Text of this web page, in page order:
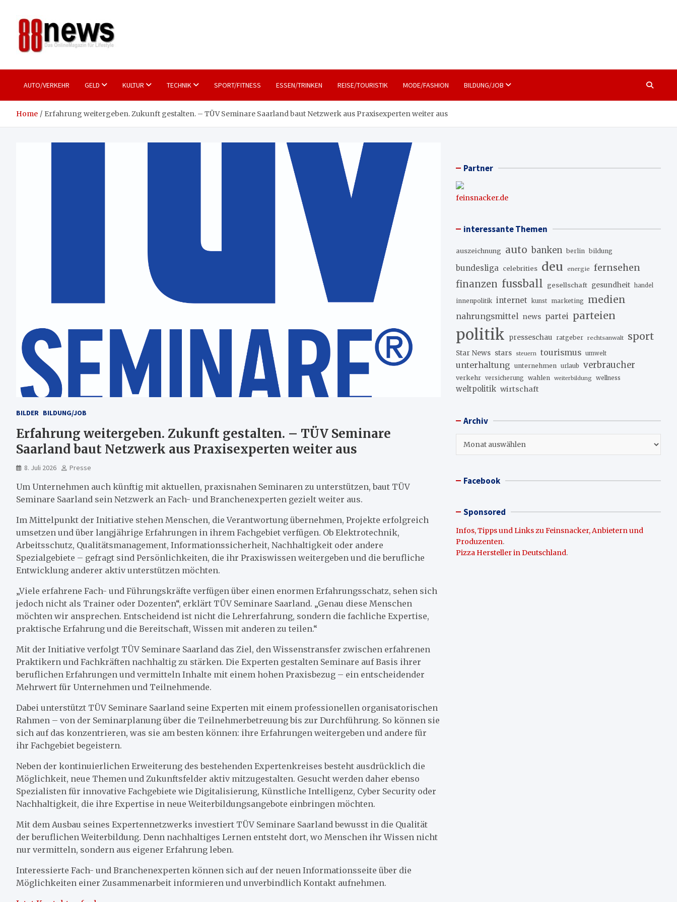
AUTO/VERKEHR GELD KULTUR TECHNIK SPORT/FITNESS ESSEN/TRINKEN REISE/TOURISTIK MODE/FASHION BILDUNG/JOB
Home Erfahrung weitergeben. Zukunft gestalten. – TÜV Seminare Saarland baut Netzwerk aus Praxisexperten weiter aus
BILDER BILDUNG/JOB
Erfahrung weitergeben. Zukunft gestalten. – TÜV Seminare
Saarland baut Netzwerk aus Praxisexperten weiter aus
8. Juli 2026 Presse
Um Unternehmen auch künftig mit aktuellen, praxisnahen Seminaren zu unterstützen, baut TÜV
Seminare Saarland sein Netzwerk an Fach- und Branchenexperten gezielt weiter aus.
Im Mittelpunkt der Initiative stehen Menschen, die Verantwortung übernehmen, Projekte erfolgreich
umsetzen und über langjährige Erfahrungen in ihrem Fachgebiet verfügen. Ob Elektrotechnik,
Arbeitsschutz, Qualitätsmanagement, Informationssicherheit, Nachhaltigkeit oder andere
Spezialgebiete – gefragt sind Persönlichkeiten, die ihr Praxiswissen weitergeben und die berufliche
Entwicklung anderer aktiv unterstützen möchten.
„Viele erfahrene Fach- und Führungskräfte verfügen über einen enormen Erfahrungsschatz, sehen sich
jedoch nicht als Trainer oder Dozenten“, erklärt TÜV Seminare Saarland. „Genau diese Menschen
möchten wir ansprechen. Entscheidend ist nicht die Lehrerfahrung, sondern die fachliche Expertise,
praktische Erfahrung und die Bereitschaft, Wissen mit anderen zu teilen.“
Mit der Initiative verfolgt TÜV Seminare Saarland das Ziel, den Wissenstransfer zwischen erfahrenen
Praktikern und Fachkräften nachhaltig zu stärken. Die Experten gestalten Seminare auf Basis ihrer
beruflichen Erfahrungen und vermitteln Inhalte mit einem hohen Praxisbezug – ein entscheidender
Mehrwert für Unternehmen und Teilnehmende.
Dabei unterstützt TÜV Seminare Saarland seine Experten mit einem professionellen organisatorischen
Rahmen – von der Seminarplanung über die Teilnehmerbetreuung bis zur Durchführung. So können sie
sich auf das konzentrieren, was sie am besten können: ihre Erfahrungen weitergeben und andere für
ihr Fachgebiet begeistern.
Neben der kontinuierlichen Erweiterung des bestehenden Expertenkreises besteht ausdrücklich die
Möglichkeit, neue Themen und Zukunftsfelder aktiv mitzugestalten. Gesucht werden daher ebenso
Spezialisten für innovative Fachgebiete wie Digitalisierung, Künstliche Intelligenz, Cyber Security oder
Nachhaltigkeit, die ihre Expertise in neue Weiterbildungsangebote einbringen möchten.
Mit dem Ausbau seines Expertennetzwerks investiert TÜV Seminare Saarland bewusst in die Qualität
der beruflichen Weiterbildung. Denn nachhaltiges Lernen entsteht dort, wo Menschen ihr Wissen nicht
nur vermitteln, sondern aus eigener Erfahrung leben.
Interessierte Fach- und Branchenexperten können sich auf der neuen Informationsseite über die
Möglichkeiten einer Zusammenarbeit informieren und unverbindlich Kontakt aufnehmen.
Partner
feinsnacker.de
interessante Themen
auszeichnung auto banken berlin bildung
bundesliga celebrities deu energie
fernsehen
finanzen fussball gesellschaft gesundheit handel
innenpolitik internet kunst marketing medien
nahrungsmittel news partei parteien
politik presseschau ratgeber rechtsanwalt sport
Star News stars steuern tourismus umwelt
unterhaltung unternehmen urlaub verbraucher
verkehr versicherung wahlen weiterbildung wellness
weltpolitik wirtschaft
Archiv
Facebook
Sponsored
Infos, Tipps und Links zu Feinsnacker, Anbietern und
Produzenten.
Pizza Hersteller in Deutschland.